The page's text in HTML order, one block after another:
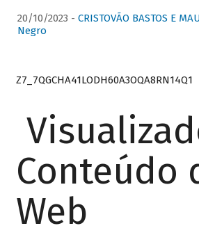
20/10/2023 - CRISTOVÃO BASTOS E
Negro
Z7_7QGCHA41LODH60A3OQA8RN14Q1
Conteúdo
Web